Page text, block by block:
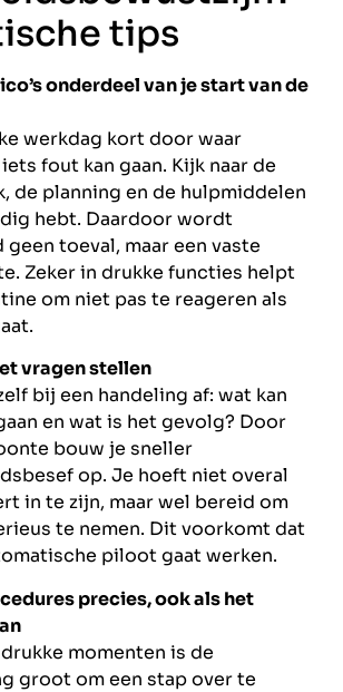
tips
onderdeel van je start van de
werkdag kort door waar
fout kan gaan. Kijk naar de
de planning en de hulpmiddelen
hebt. Daardoor wordt
toeval, maar een vaste
Zeker in drukke functies helpt
om niet pas te reageren als
vragen stellen
bij een handeling af: wat kan
en wat is het gevolg? Door
bouw je sneller
op. Je hoeft niet overal
in te zijn, maar wel bereid om
te nemen. Dit voorkomt dat
piloot gaat werken.
precies, ook als het
momenten is de
groot om een stap over te